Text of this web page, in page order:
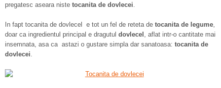
pregatesc aseara niste tocanita de dovlecei.
In fapt tocanita de dovlecel e tot un fel de reteta de tocanita de legume,
doar ca ingredientul principal e dragutul dovlecel , aflat intr-o cantitate mai
insemnata, asa ca astazi o gustare simpla dar sanatoasa: tocanita de
dovlecei.